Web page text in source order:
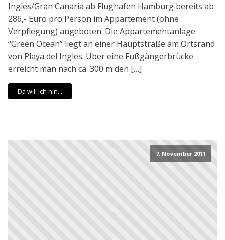
Ingles/Gran Canaria ab Flughafen Hamburg bereits ab
286,- Euro pro Person im Appartement (ohne
Verpflegung) angeboten. Die Appartementanlage
“Green Ocean” liegt an einer Hauptstraße am Ortsrand
von Playa del Ingles. Über eine Fußgängerbrücke
erreicht man nach ca. 300 m den […]
Da will ich hin...
7. November 2011